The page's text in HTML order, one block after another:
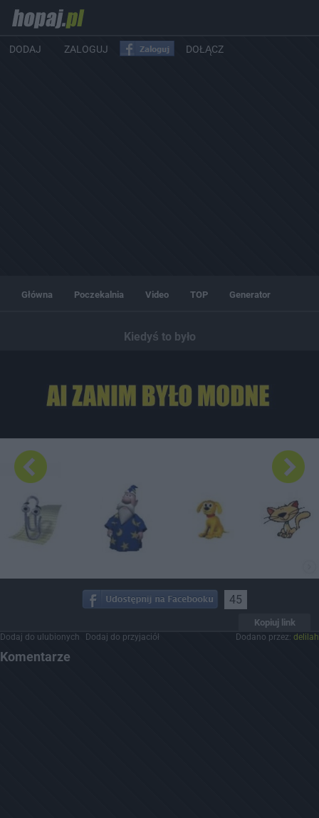
DODAJ ZALOGUJ DOŁĄCZ
Główna Poczekalnia Video TOP Generator
Kiedyś to było
45
Kopiuj link
Dodaj do ulubionych Dodaj do przyjaciół Dodano przez: delilah
Komentarze